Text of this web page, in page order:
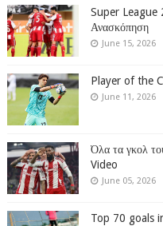
Super League
Ανασκόπηση
June 15, 2026
Player of the
June 11, 2026
Όλα τα γκολ
Video
June 05, 2026
Top 70 goals